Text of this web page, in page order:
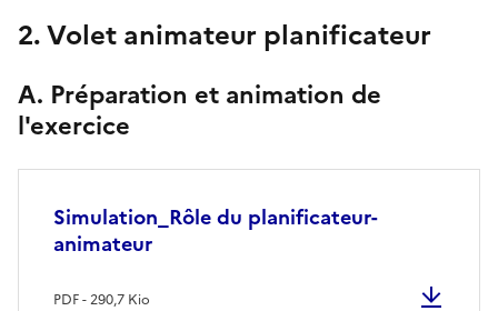
2. Volet animateur planificateur
A. Préparation et animation de
l'exercice
Simulation_Rôle du planificateur-
animateur
PDF - 290,7 Kio